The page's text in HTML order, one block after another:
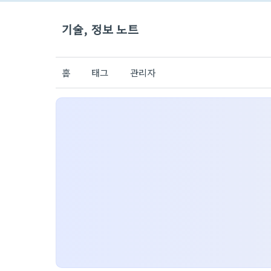
기술, 정보 노트
홈 태그 관리자